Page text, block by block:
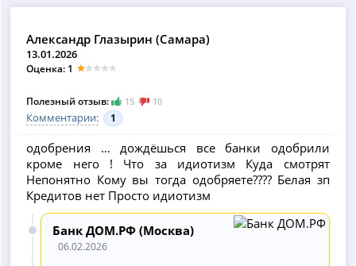
Александр Глазырин (Самара)
13.01.2026
Оценка: 1
Полезный отзыв: 15 10
Комментарии: 1
одобрения … дождёшься все банки одобрили
кроме него ! Что за идиотизм Куда смотрят
Непонятно Кому вы тогда одобряете???? Белая зп
Кредитов нет Просто идиотизм
Банк ДОМ.РФ (Москва)
06.02.2026